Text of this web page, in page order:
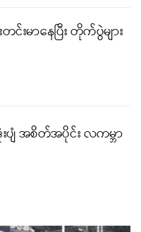
းမာနေပြီး တိုက်ပွဲများ
းပျံ အစိတ်အပိုင်း လကမ္ဘာ